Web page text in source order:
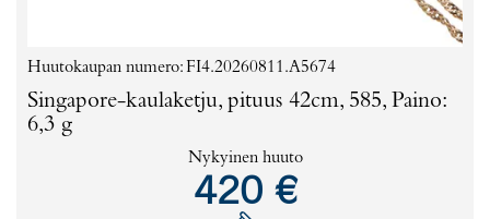
Huutokaupan numero: FI4.20260811.A5674
Singapore-kaulaketju, pituus 42cm, 585, Paino:
6,3 g
Nykyinen huuto
420 €